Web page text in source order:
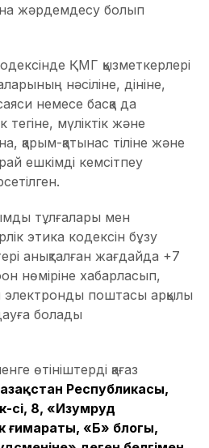
жәрдемдесу болып
ҚМГ қызметкерлері
нәсіліне, дініне,
немесе басқа да
тегіне, мүліктік және
қарым-қатынас тіліне және
ешкімді кемсітпеу
тұлғалары мен
этика кодексін бұзу
анықталған жағдайда +7
нөміріне хабарласып,
электронды поштасы арқылы
болады
өтініштерді қағаз
Республикасы,
сі, 8, «Изумруд
ғимараты, «Б» блогы,